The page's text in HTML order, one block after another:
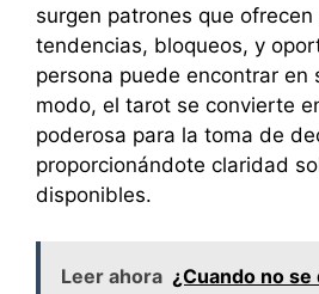
surgen patrones que
tendencias, bloqueos, y
persona puede encontrar en
modo, el tarot se convierte
poderosa para la toma de
proporcionándote claridad
disponibles.
Leer ahora ¿Cuando no